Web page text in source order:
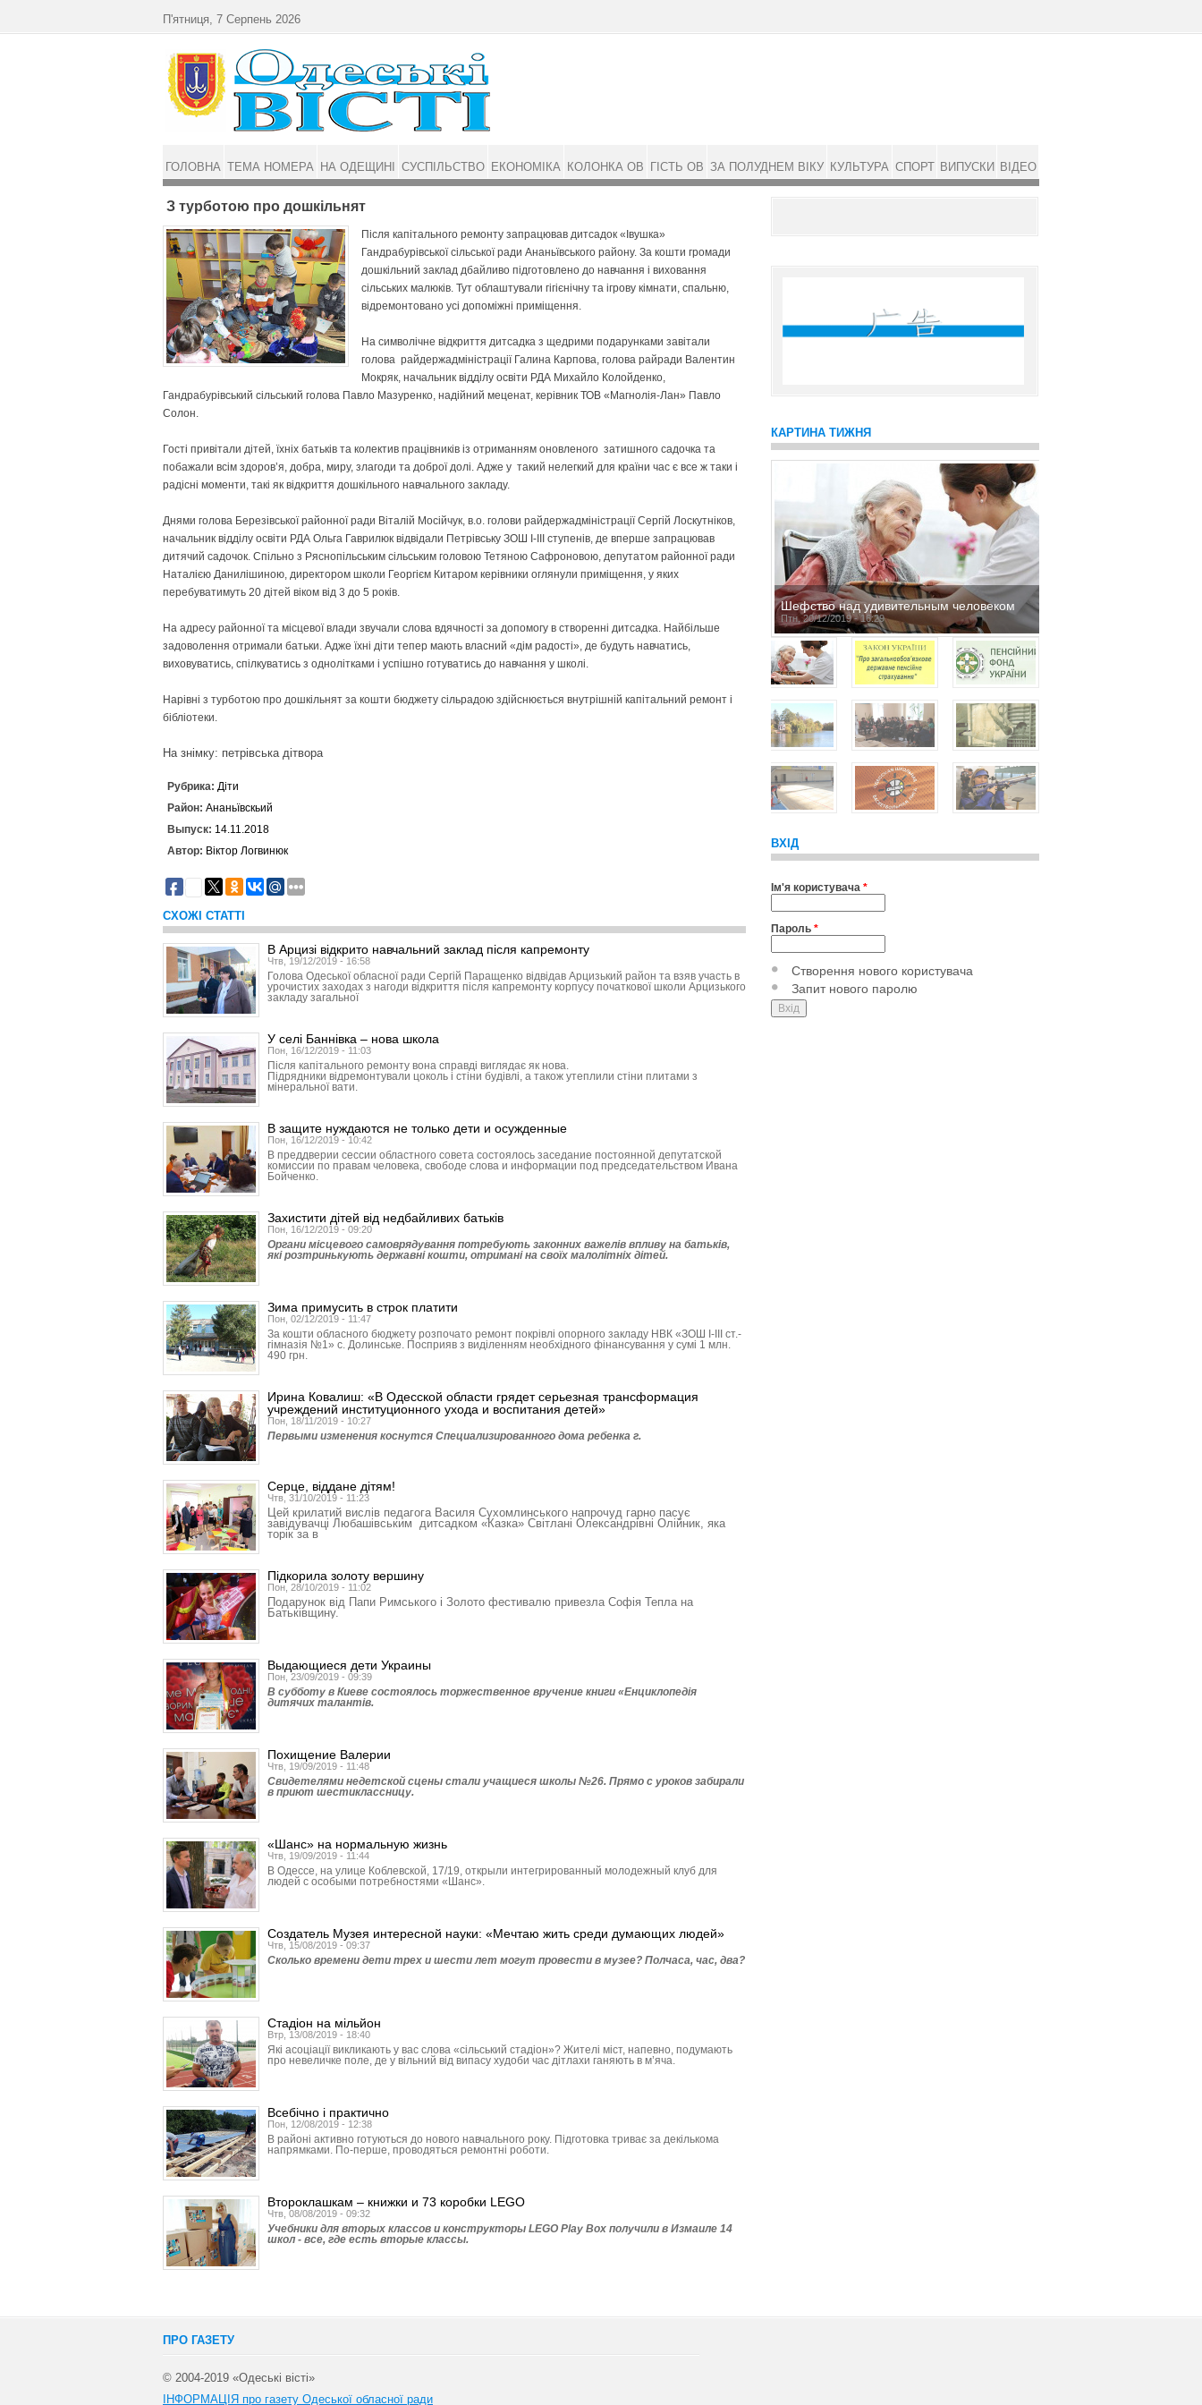
З турботою про дошкільнят
Після капітального ремонту запрацював дитсадок «Івушка»
Гандрабурівської сільської ради Ананьївського району. За кошти громади
дошкільний заклад дбайливо підготовлено до навчання і виховання
сільських малюків. Тут облаштували гігієнічну та ігрову кімнати, спальню,
відремонтовано усі допоміжні приміщення.
На символічне відкриття дитсадка з щедрими подарунками завітали
голова райдержадміністрації Галина Карпова, голова райради Валентин
Мокряк, начальник відділу освіти РДА Михайло Колойденко,
Гандрабурівський сільський голова Павло Мазуренко, надійний меценат, керівник ТОВ «Магнолія-Лан» Павло
Солон.
Гості привітали дітей, їхніх батьків та колектив працівників із отриманням оновленого затишного садочка та
побажали всім здоров’я, добра, миру, злагоди та доброї долі. Адже у такий нелегкий для країни час є все ж таки і
радісні моменти, такі як відкриття дошкільного навчального закладу.
Днями голова Березівської районної ради Віталій Мосійчук, в.о. голови райдержадміністрації Сергій Лоскутніков,
начальник відділу освіти РДА Ольга Гаврилюк відвідали Петрівську ЗОШ І-ІІІ ступенів, де вперше запрацював
дитячий садочок. Спільно з Ряснопільським сільським головою Тетяною Сафроновою, депутатом районної ради
Наталією Данилішиною, директором школи Георгієм Китаром керівники оглянули приміщення, у яких
перебуватимуть 20 дітей віком від 3 до 5 років.
На адресу районної та місцевої влади звучали слова вдячності за допомогу в створенні дитсадка. Найбільше
задоволення отримали батьки. Адже їхні діти тепер мають власний «дім радості», де будуть навчатись,
виховуватись, спілкуватись з однолітками і успішно готуватись до навчання у школі.
Нарівні з турботою про дошкільнят за кошти бюджету сільрадою здійснюється внутрішній капітальний ремонт і
бібліотеки.
На знімку: петрівська дітвора
Рубрика: Діти
Район: Ананьївскьий
Выпуск: 14.11.2018
Автор: Віктор Логвинюк
СХОЖІ СТАТТІ
В Арцизі відкрито навчальний заклад після капремонту
Чтв, 19/12/2019 - 16:58
Голова Одеської обласної ради Сергій Паращенко відвідав Арцизький район та взяв участь в
урочистих заходах з нагоди відкриття після капремонту корпусу початкової школи Ар­цизького
закладу загальної
У селі Баннівка – нова школа
Пон, 16/12/2019 - 11:03
Після капітального ремонту вона справді виглядає як нова.
Підрядники відремонтували цоколь і стіни будівлі, а також утеплили стіни плитами з
мінеральної вати.
В защите нуждаются не только дети и осужденные
Пон, 16/12/2019 - 10:42
В преддверии сессии областного совета состоялось заседание постоянной депутатской
комиссии по правам человека, свободе слова и информации под председательством Ивана
Бойченко.
Захистити дітей від недбайливих батьків
Пон, 16/12/2019 - 09:20
Органи місцевого самоврядування потребують законних важелів впливу на батьків,
які розтринькують державні кошти, отримані на своїх малолітніх дітей.
Зима примусить в строк платити
Пон, 02/12/2019 - 11:47
За кошти обласного бюджету розпочато ремонт покрівлі опорного закладу НВК «ЗОШ І-ІІІ ст.-
гімназія №1» с. Долинське. Посприяв з виділенням необхідного фінансування у сумі 1 млн.
490 грн.
Ирина Ковалиш: «В Одесской области грядет серьезная трансформация
учреждений институционного ухода и воспитания детей»
Пон, 18/11/2019 - 10:27
Первыми изменения коснутся Специали­зированного дома ребенка г.
Серце, віддане дітям!
Чтв, 31/10/2019 - 11:23
Цей крилатий вислів педагога Василя Сухомлинського напрочуд гарно пасує
завідувачці Любашівським дитсадком «Казка» Світлані Олександрівні Олійник, яка
торік за в
Підкорила золоту вершину
Пон, 28/10/2019 - 11:02
Подарунок від Папи Римського і Золото фестивалю привезла Софія Тепла на
Батьківщину.
Выдающиеся дети Украины
Пон, 23/09/2019 - 09:39
В субботу в Киеве состоялось торжественное вручение книги «Енциклопедія
дитячих талантів.
Похищение Валерии
Чтв, 19/09/2019 - 11:48
Свидетелями недетской сцены стали учащиеся школы №26. Прямо с уроков забирали
в приют шестиклассницу.
«Шанс» на нормальную жизнь
Чтв, 19/09/2019 - 11:44
В Одессе, на улице Коблевской, 17/19, открыли интегрированный молодежный клуб для
людей с особыми потребностями «Шанс».
Создатель Музея интересной науки: «Мечтаю жить среди думающих людей»
Чтв, 15/08/2019 - 09:37
Сколько времени дети трех и шести лет могут провести в музее? Полчаса, час, два?
Стадіон на мільйон
Втр, 13/08/2019 - 18:40
Які асоціації викликають у вас слова «сільський стадіон»? Жителі міст, напевно, подумають
про невеличке поле, де у вільний від випасу худоби час дітлахи ганяють в м’яча.
Всебічно і практично
Пон, 12/08/2019 - 12:38
В районі активно готуються до нового навчального року. Підготовка триває за декількома
напрямками. По-перше, проводяться ремонтні роботи.
Второклашкам – книжки и 73 коробки LEGO
Чтв, 08/08/2019 - 09:32
Учебники для вторых классов и конструкторы LEGO Play Box получили в Измаиле 14
школ - все, где есть вторые классы.
КАРТИНА ТИЖНЯ
Шефство над удивительным человеком
Птн, 20/12/2019 - 16:29
ВХІД
Ім'я користувача *
Пароль *
Створення нового користувача
Запит нового паролю
П'ятниця, 7 Серпень 2026
ГОЛОВНА ТЕМА НОМЕРА НА ОДЕЩИНІ СУСПІЛЬСТВО ЕКОНОМІКА КОЛОНКА ОВ ГІСТЬ ОВ ЗА ПОЛУДНЕМ ВІКУ КУЛЬТУРА СПОРТ ВИПУСКИ ВІДЕО
ПРО ГАЗЕТУ
© 2004-2019 «Одеські вісті»
ІНФОРМАЦІЯ про газету Одеської обласної ради